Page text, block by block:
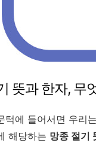
뜻과 한자, 무
턱에 들어서면 우리
해당하는 망종 절기